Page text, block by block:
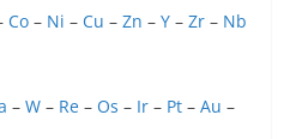
Co – Ni – Cu – Zn – Y – Zr – Nb
– W – Re – Os – Ir – Pt – Au –